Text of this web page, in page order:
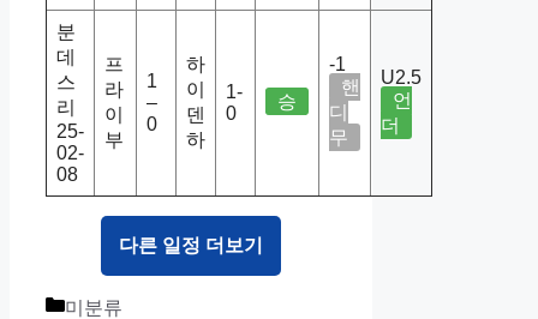
분
데
스
리
25-
02-
08
프
라
이
부
1
–
0
하
이
덴
하
1-
0
승
-1
핸
디
무
U2.5
언
더
다른 일정 더보기
Categories
미분류